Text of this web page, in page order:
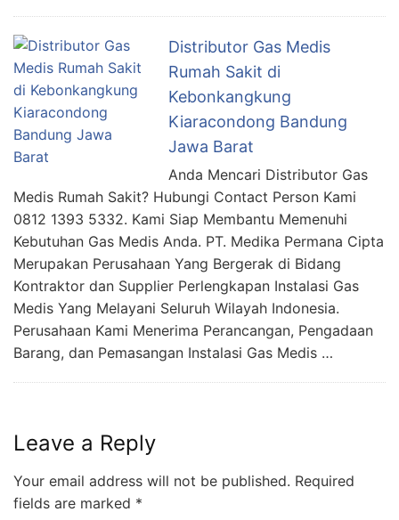
Distributor Gas Medis
Rumah Sakit di
Kebonkangkung
Kiaracondong Bandung
Jawa Barat
Anda Mencari Distributor Gas
Medis Rumah Sakit? Hubungi Contact Person Kami
0812 1393 5332. Kami Siap Membantu Memenuhi
Kebutuhan Gas Medis Anda. PT. Medika Permana Cipta
Merupakan Perusahaan Yang Bergerak di Bidang
Kontraktor dan Supplier Perlengkapan Instalasi Gas
Medis Yang Melayani Seluruh Wilayah Indonesia.
Perusahaan Kami Menerima Perancangan, Pengadaan
Barang, dan Pemasangan Instalasi Gas Medis …
Leave a Reply
Your email address will not be published. Required
fields are marked *